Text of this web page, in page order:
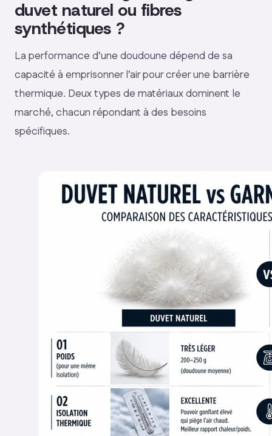
duvet naturel ou fibres
synthétiques ?
La performance d’une doudoune dépend de sa
capacité à emprisonner l’air pour créer une barrière
thermique. Deux types de matériaux dominent le
marché, chacun répondant à des besoins
spécifiques.